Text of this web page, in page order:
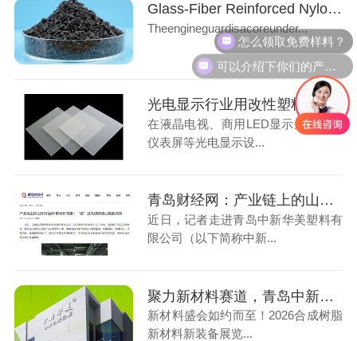
Glass-Fiber Reinforced Nylon: Ideal Material for Automotive Engine Underbody Guards
Theengineguardisacoreunder...
光电显示行业用改性塑料：光扩散PS材料应用解析
在液晶电视、商用LED显示屏、车载
仪表屏等光电显示设...
青岛财经网：产业链上的山东好品牌·青岛新力量，“塑”造先进制造业钢筋铁骨
近日，记者走进青岛中新华美塑料有
限公司（以下简称中新...
聚力新材料赛道，青岛中新华美与您相聚无锡2026合成树脂新材料装备展
新材料盛会如约而至！2026合成树脂
新材料新装备展览...
怎么领取免费样料？